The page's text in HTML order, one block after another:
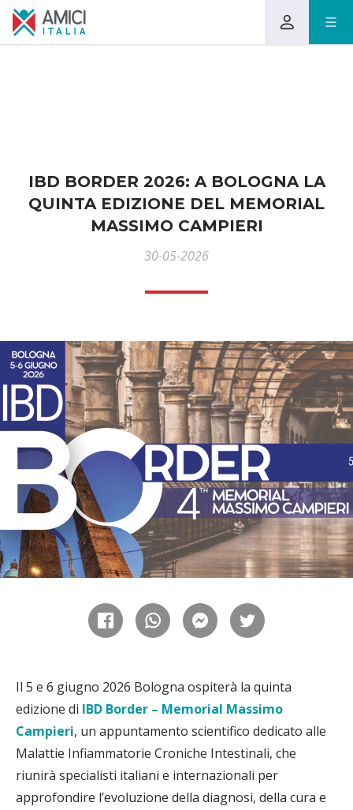
IBD BORDER 2026: A BOLOGNA LA
QUINTA EDIZIONE DEL MEMORIAL
MASSIMO CAMPIERI
30-05-2026
Il 5 e 6 giugno 2026 Bologna ospiterà la quinta
edizione di IBD Border – Memorial Massimo
Campieri, un appuntamento scientifico dedicato alle
Malattie Infiammatorie Croniche Intestinali, che
riunirà specialisti italiani e internazionali per
approfondire l’evoluzione della diagnosi, della cura e